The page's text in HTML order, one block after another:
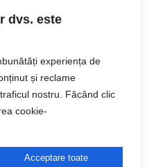
dvs. este
experiența de
și reclame
nostru. Făcând clic
cookie-
Acceptare toate